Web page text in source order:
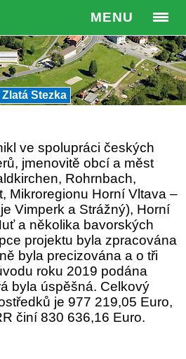
MENU
Stezka
ve spolupráci českých
jmenovitě obcí a měst
Rohrnbach,
Mikroregionu Horní Vltava –
Vimperk a Strážný), Horní
a několika bavorských
projektu byla zpracována
byla precizována a o tři
roku 2019 podána
byla úspěšná. Celkový
je 977 219,05 Euro,
činí 830 636,16 Euro.